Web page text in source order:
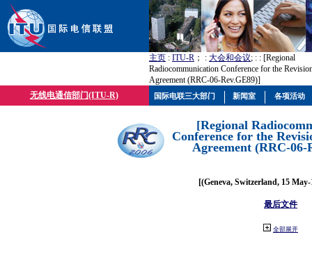
主页 : ITU-R ； : 大会和会议; : : [Regional
Radiocommunication Conference for the
Agreement (RRC-06-Rev.GE89)]
无线电通信部门(ITU-R)
[Regional
Conference for the
Agreement (RRC-06-
[(Geneva, Switzerland, 15
最后文件
全部展开
国际电联三大部门 新闻室 各项活动